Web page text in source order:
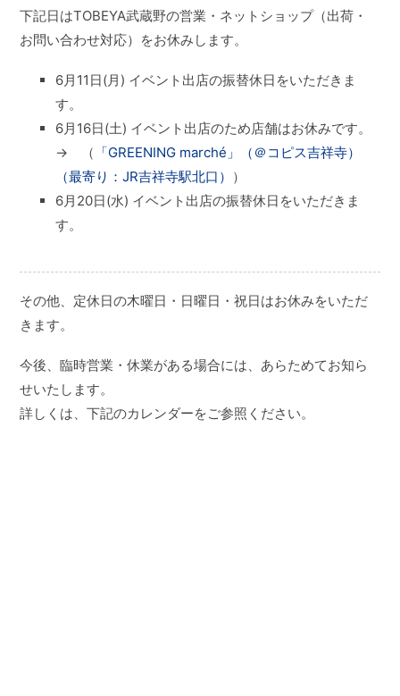
下記日はTOBEYA武蔵野の営業・ネットショップ（出荷・
お問い合わせ対応）をお休みします。
6月11日(月) イベント出店の振替休日をいただきま
す。
6月16日(土) イベント出店のため店舗はお休みです。
→ （ 「GREENING marché」（＠コピス吉祥寺）
（最寄り：JR吉祥寺駅北口） ）
6月20日(水) イベント出店の振替休日をいただきま
す。
その他、定休日の木曜日・日曜日・祝日はお休みをいただ
きます。
今後、臨時営業・休業がある場合には、あらためてお知ら
せいたします。
詳しくは、下記のカレンダーをご参照ください。